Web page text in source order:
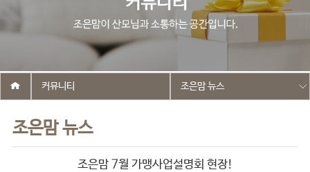
조은맘 뉴스
커뮤니티 조은맘 뉴스
조은맘 7월 가맹사업설명회 현장!